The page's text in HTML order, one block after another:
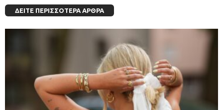
ΔΕΊΤΕ ΠΕΡΙΣΣΌΤΕΡΑ ΆΡΘΡΑ